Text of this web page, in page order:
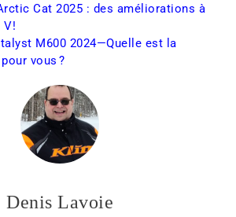
Cat 2025 : des améliorations à
V!
M600 2024—Quelle est la
vous ?
Denis Lavoie